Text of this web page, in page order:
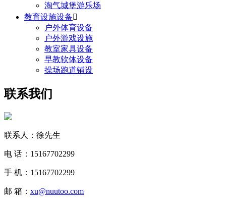
淘气城堡游乐场
教育设施设备
户外体育设备
户外游戏设施
教室家具设备
早教软体设备
操场跑道铺设
联系我们
联系人：徐先生
电 话：15167702299
手 机：15167702299
邮 箱： xu@nuutoo.com